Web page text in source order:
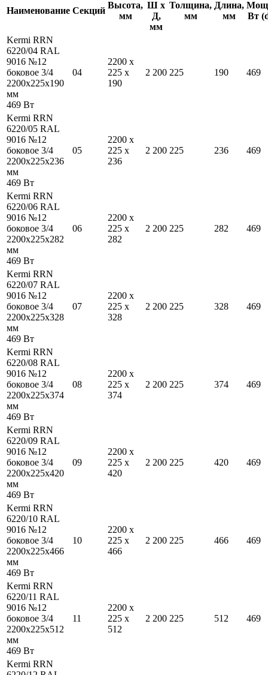
Наименование Секций
Высота,
мм
Ш х
Д,
мм
Толщина,
мм
Длина,
мм
Вт
Kermi RRN
6220/04 RAL
9016 №12
боковое 3/4
2200x225x190
мм
469 Вт
04
2200 x
225 x
190
2 200 225 190 469
Kermi RRN
6220/05 RAL
9016 №12
боковое 3/4
2200x225x236
мм
469 Вт
05
2200 x
225 x
236
2 200 225 236 469
Kermi RRN
6220/06 RAL
9016 №12
боковое 3/4
2200x225x282
мм
469 Вт
06
2200 x
225 x
282
2 200 225 282 469
Kermi RRN
6220/07 RAL
9016 №12
боковое 3/4
2200x225x328
мм
469 Вт
07
2200 x
225 x
328
2 200 225 328 469
Kermi RRN
6220/08 RAL
9016 №12
боковое 3/4
2200x225x374
мм
469 Вт
08
2200 x
225 x
374
2 200 225 374 469
Kermi RRN
6220/09 RAL
9016 №12
боковое 3/4
2200x225x420
мм
469 Вт
09
2200 x
225 x
420
2 200 225 420 469
Kermi RRN
6220/10 RAL
9016 №12
боковое 3/4
2200x225x466
мм
469 Вт
10
2200 x
225 x
466
2 200 225 466 469
Kermi RRN
6220/11 RAL
9016 №12
боковое 3/4
2200x225x512
мм
469 Вт
11
2200 x
225 x
512
2 200 225 512 469
Kermi RRN